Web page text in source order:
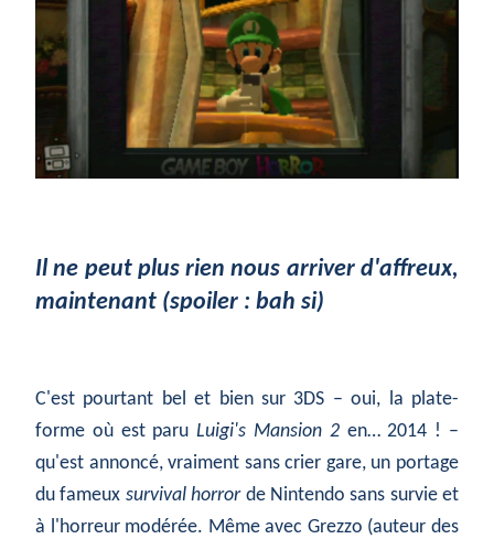
Il ne peut plus rien nous arriver d'affreux,
maintenant (spoiler : bah si)
C'est pourtant bel et bien sur 3DS – oui, la plate-
forme où est paruLuigi's Mansion 2en… 2014 ! –
qu'est annoncé, vraiment sans crier gare, un portage
du fameux survival horrorde Nintendo sans survie et
à l'horreur modérée. Même avec Grezzo (auteur des